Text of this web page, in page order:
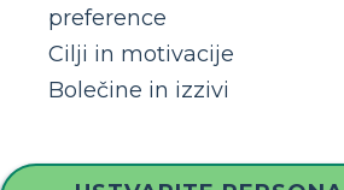
preference
Cilji in motivacije
Bolečine in izzivi